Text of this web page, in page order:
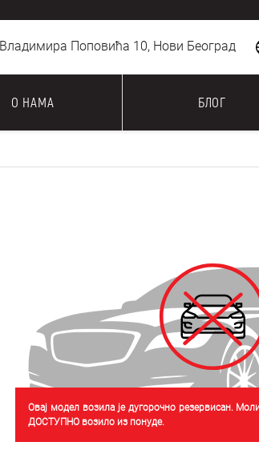
Владимира Поповића 10, Нови Београд
О НАМА БЛОГ
Овај модел возила је дугорочно резервисан.
ДОСТУПНО возило из понуде.